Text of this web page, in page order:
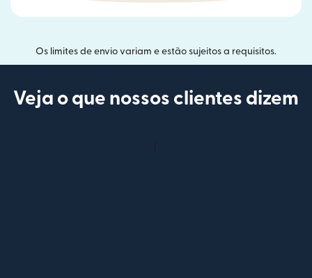
Os limites de envio variam e estão sujeitos a requisitos.
Veja o que nossos clientes dizem